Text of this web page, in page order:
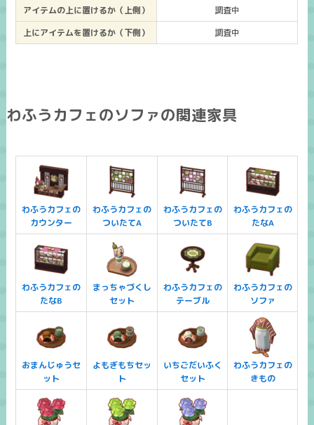
アイテムの上に置けるか（上側）
調査中
上にアイテムを置けるか（下側）
調査中
わふうカフェのソファの関連家具
わふうカフェの
カウンター
わふうカフェの
ついたてA
わふうカフェの
ついたてB
わふうカフェの
たなA
わふうカフェの
たなB
まっちゃづくし
セット
わふうカフェの
テーブル
わふうカフェの
ソファ
おまんじゅうセ
ット
よもぎもちセッ
ト
いちごだいふく
セット
わふうカフェの
きもの